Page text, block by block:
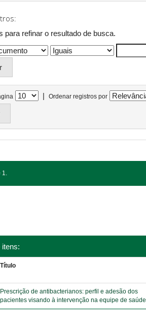
para refinar o resultado de busca.
| Ordenar registros por
1.
itens:
Título
Prescrição de antibacterianos: perfil e adesão dos
pacientes visando à intervenção na equipe de saúde